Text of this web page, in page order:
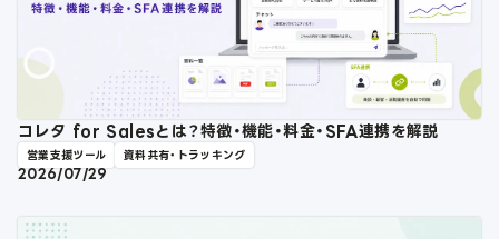
コレタ for Salesとは？特徴・機能・料金・SFA連携を解説
営業支援ツール 資料共有・トラッキング
2026/07/29